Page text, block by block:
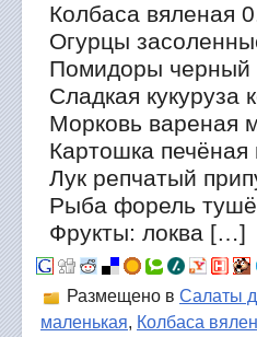
Колбаса вяленая
Огурцы
Помидоры черный
Сладкая
Морковь вареная
Картошка
Лук репчатый
Рыба форель
Фрукты: локва […]
Размещено в Салаты
маленькая, Колбаса